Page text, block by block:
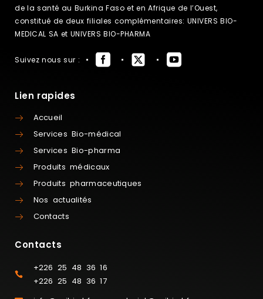
de la santé au Burkina Faso et en Afrique de l’Ouest,
constitué de deux filiales complémentaires: UNIVERS BIO-
MEDICAL SA et UNIVERS BIO-PHARMA
Suivez nous sur :
Lien rapides
Accueil
Services Bio-médical
Services Bio-pharma
Produits médicaux
Produits pharmaceutiques
Nos actualités
Contacts
Contacts
+226 25 48 36 16
+226 25 48 36 17